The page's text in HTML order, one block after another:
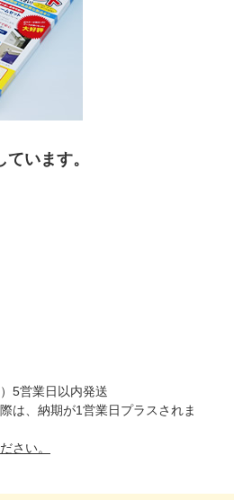
います。
5営業日以内発送
は、納期が1営業日プラスされま
さい。